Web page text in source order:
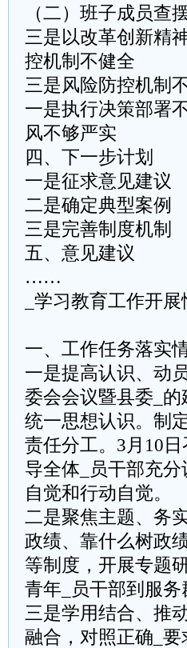
（二）班子成员查
三是以改革创新精
控机制不健全
三是风险防控机制
一是执行决策部署
风不够严实
四、下一步计划
一是征求意见建议
二是确定典型案例
三是完善制度机制
五、意见建议
……
_学习教育工作开
一、工作任务落实
一是提高认识、动
委会会议暨县委_
统一思想认识。制
责任分工。3月10日
导全体_员干部充
自觉和行动自觉。
二是聚焦主题、务
政绩、靠什么树政
等制度，开展专题
青年_员干部到服务
三是学用结合、推
融合，对照正确_